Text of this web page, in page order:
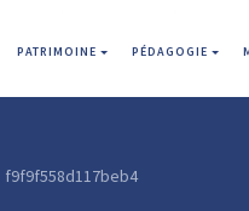
PATRIMOINE PÉDAGOGIE
f9f9f558d117beb4